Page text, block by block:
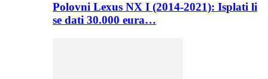
Polovni Lexus NX I (2014-2021): Isplati li
se dati 30.000 eura…